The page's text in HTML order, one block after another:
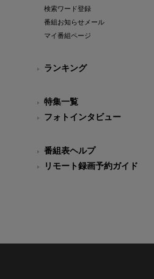
検索ワード登録
番組お知らせメール
マイ番組ページ
ランキング
特集一覧
フォトインタビュー
番組表ヘルプ
リモート録画予約ガイド